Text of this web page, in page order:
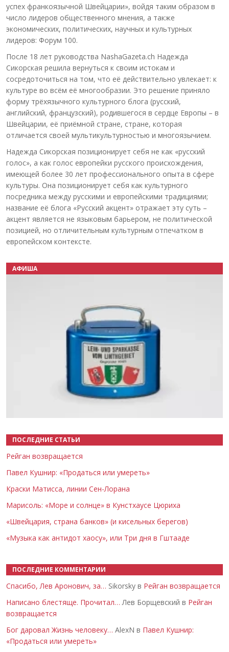
успех франкоязычной Швейцарии», войдя таким образом в
число лидеров общественного мнения, а также
экономических, политических, научных и культурных
лидеров: Форум 100.
После 18 лет руководства NashaGazeta.ch Надежда
Сикорская решила вернуться к своим истокам и
сосредоточиться на том, что её действительно увлекает: к
культуре во всём её многообразии. Это решение приняло
форму трёхязычного культурного блога (русский,
английский, французский), родившегося в сердце Европы – в
Швейцарии, её приёмной стране, стране, которая
отличается своей мультикультурностью и многоязычием.
Надежда Сикорская позиционирует себя не как «русский
голос», а как голос европейки русского происхождения,
имеющей более 30 лет профессионального опыта в сфере
культуры. Она позиционирует себя как культурного
посредника между русскими и европейскими традициями;
название её блога «Русский акцент» отражает эту суть –
акцент является не языковым барьером, не политической
позицией, но отличительным культурным отпечатком в
европейском контексте.
АФИША
ПОСЛЕДНИЕ СТАТЬИ
Рейган возвращается
Павел Кушнир: «Продаться или умереть»
Краски Матисса, линии Сен-Лорана
Марисоль: «Море и солнце» в Кунстхаусе Цюриха
«Швейцария, страна банков» (и кисельных берегов)
«Музыка как антидот хаосу», или Три дня в Гштааде
ПОСЛЕДНИЕ КОММЕНТАРИИ
Спасибо, Лев Аронович, за… Sikorsky в Рейган возвращается
Написано блестяще. Прочитал… Лев Борщевский в Рейган
возвращается
Бог даровал Жизнь человеку… AlexN в Павел Кушнир:
«Продаться или умереть»